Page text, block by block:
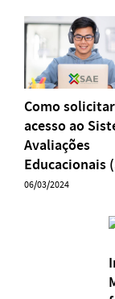
Como
acesso ao
Avaliações
Educacionais
06/03/2024